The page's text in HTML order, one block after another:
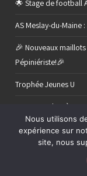
🌟 Stage de football
AS Meslay-du-Maine
🎉 Nouveaux
Pépiniériste!🎉
Trophée Jeunes U
Retour sur le 2 ème
Nous utilisons
expérience sur
site, nous